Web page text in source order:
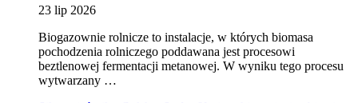
23 lip 2026
Biogazownie rolnicze to instalacje, w których biomasa
pochodzenia rolniczego poddawana jest procesowi
beztlenowej fermentacji metanowej. W wyniku tego procesu
wytwarzany …